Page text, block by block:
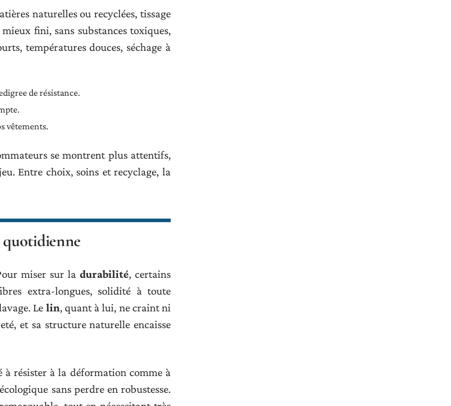
naturelles ou recyclées, tissage
fini, sans substances toxiques,
températures douces, séchage à
de résistance.
vêtements.
se montrent plus attentifs,
Entre choix, soins et recyclage, la
quotidienne
miser sur ladurabilité, certains
extra-longues, solidité à toute
Le lin, quant à lui, ne craint ni
et sa structure naturelle encaisse
résister à la déformation comme à
sans perdre en robustesse.